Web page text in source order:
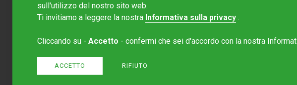
Redazione Mattinonline
sull'utilizzo del nostro sito web.
Ti invitiamo a leggere la nostra Informativa sulla privacy .
Cliccando su - Accetto - confermi che sei d'accordo con la nostra
ACCETTO RIFIUTO